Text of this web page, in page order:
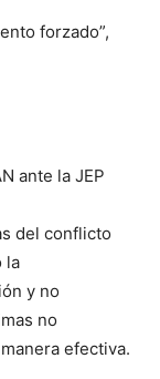
forzado”,
ante la JEP
del conflicto
la
y no
no
efectiva.